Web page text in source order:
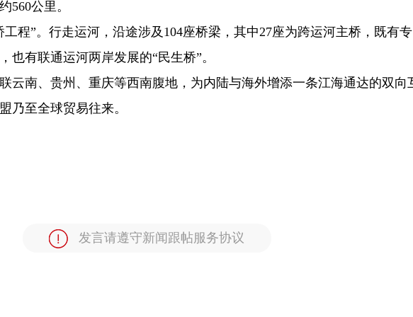
560公里。
程”。行走运河，沿途涉及104座桥梁，其中27座为跨运河主桥，既有
也有联通运河两岸发展的“民生桥”。
云南、贵州、重庆等西南腹地，为内陆与海外增添一条江海通达的双向
乃至全球贸易往来。
发言请遵守新闻跟帖服务协议